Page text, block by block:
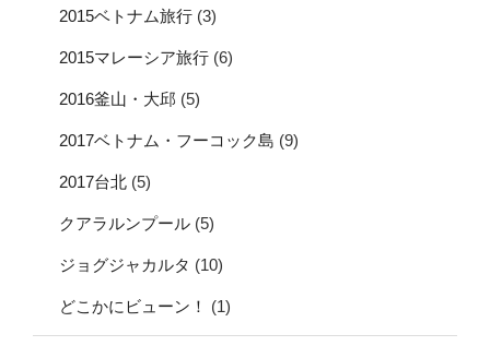
2015ベトナム旅行 (3)
2015マレーシア旅行 (6)
2016釜山・大邱 (5)
2017ベトナム・フーコック島 (9)
2017台北 (5)
クアラルンプール (5)
ジョグジャカルタ (10)
どこかにビューン！ (1)